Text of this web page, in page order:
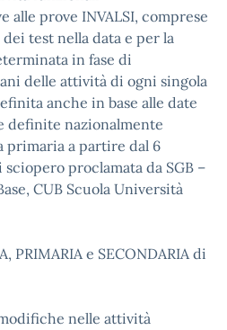
alle prove INVALSI, comprese
test nella data e per la
in fase di
delle attività di ogni singola
anche in base alle date
definite nazionalmente
primaria a partire dal 6
proclamata da SGB –
CUB Scuola Università
PRIMARIA e SECONDARIA di
nelle attività